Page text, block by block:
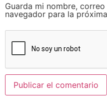
Guarda mi nombre,
navegador para la